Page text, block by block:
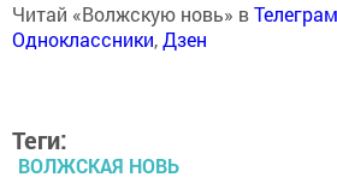
Читай «Волжскую новь» вТелеграм
Одноклассники,Дзен
Теги:
ВОЛЖСКАЯ НОВЬ